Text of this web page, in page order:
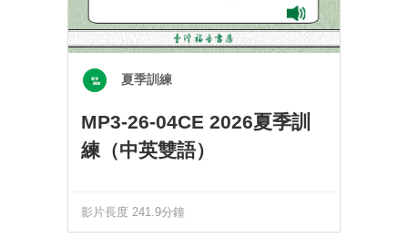
夏季訓練
MP3-26-04CE 2026夏季訓
練（中英雙語）
影片長度 241.9分鐘